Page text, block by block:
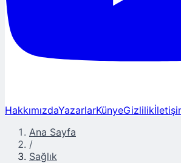
HakkımızdaYazarlarKünyeGizlilik
Ana Sayfa
/
Sağlık